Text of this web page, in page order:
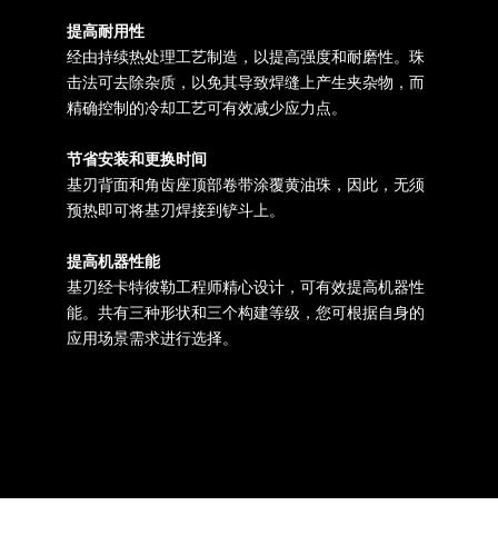
提高耐用性
经由持续热处理工艺制造，以提高强度和耐磨性。珠
击法可去除杂质，以免其导致焊缝上产生夹杂物，而
精确控制的冷却工艺可有效减少应力点。
节省安装和更换时间
基刃背面和角齿座顶部卷带涂覆黄油珠，因此，无须
预热即可将基刃焊接到铲斗上。
提高机器性能
基刃经卡特彼勒工程师精心设计，可有效提高机器性
能。共有三种形状和三个构建等级，您可根据自身的
应用场景需求进行选择。